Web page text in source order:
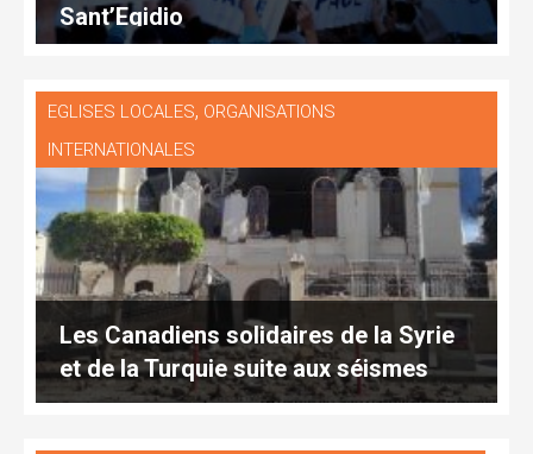
Sant’Egidio
EGLISES LOCALES, ORGANISATIONS
INTERNATIONALES
Les Canadiens solidaires de la Syrie
et de la Turquie suite aux séismes